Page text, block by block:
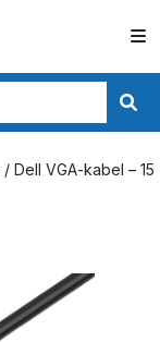
/ Dell VGA-kabel – 15